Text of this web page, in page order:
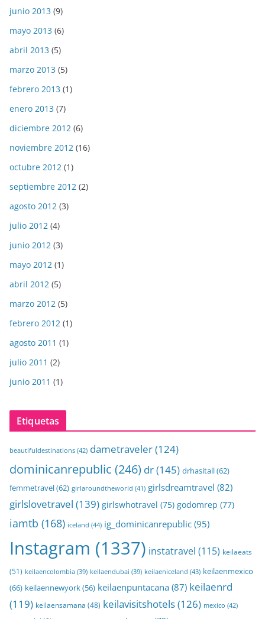
junio 2013 (9)
mayo 2013 (6)
abril 2013 (5)
marzo 2013 (5)
febrero 2013 (1)
enero 2013 (7)
diciembre 2012 (6)
noviembre 2012 (16)
octubre 2012 (1)
septiembre 2012 (2)
agosto 2012 (3)
julio 2012 (4)
junio 2012 (3)
mayo 2012 (1)
abril 2012 (5)
marzo 2012 (5)
febrero 2012 (1)
agosto 2011 (1)
julio 2011 (2)
junio 2011 (1)
Etiquetas
beautifuldestinations (42) dametraveler(124)
dominicanrepublic (246) dr(145) drhasitall(62)
femmetravel(62) girlaroundtheworld (41) girlsdreamtravel (82)
girlslovetravel (139) girlswhotravel (75) godomrep (77)
iamtb (168) iceland (44) ig_dominicanrepublic (95)
Instagram (1337) instatravel (115) keilaeats
(51) keilaencolombia (39) keilaendubai (39) keilaeniceland (43) keilaenmexico
(66) keilaennewyork(56) keilaenpuntacana (87) keilaenrd
(119) keilaensamana (48) keilavisitshotels(126) mexico (42)